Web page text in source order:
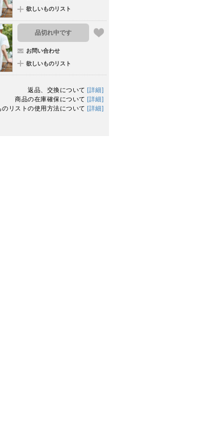
欲しいものリスト
品切れ中です
お問い合わせ
欲しいものリスト
返品、交換について [詳細]
商品の在庫確保について [詳細]
のリストの使用方法について [詳細]